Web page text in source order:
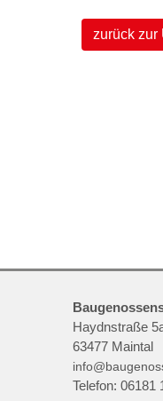
zurück zur
Haydnstraße
63477 Maintal
Telefon: 06181